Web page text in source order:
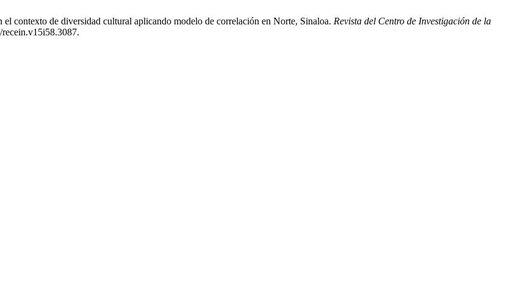
contexto de diversidad cultural aplicando modelo de correlación en Norte, Sinaloa. Revista del Centro de Investigación de la